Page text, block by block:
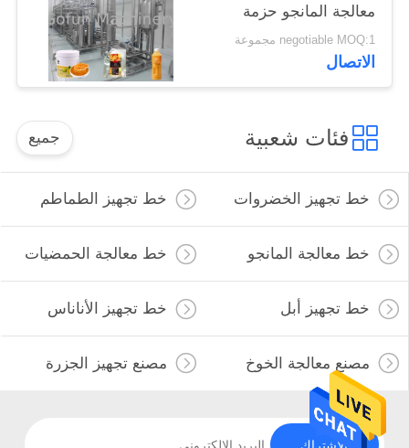
معالجة المانجو حزمة
حقيبة معقمة
negotiable MOQ:1 مجموعة
الاتصال
فئات شعبية جميع
خط تجهيز الخضروات خط تجهيز الطماطم
خط معالجة المانجو خط معالجة الحمضيات
خط تجهيز أبل خط تجهيز الأناناس
مصنع معالجة الخوخ مصنع تجهيز الجزرة
الاشتراك